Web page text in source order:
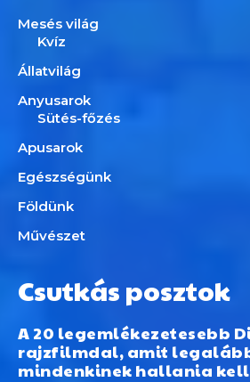
Mesés világ
Kvíz
Állatvilág
Anyusarok
Sütés-főzés
Apusarok
Egészségünk
Földünk
Művészet
Csutkás posztok
A 20 legemlékezetesebb
rajzfilmdal, amit
mindenkinek hallania kell